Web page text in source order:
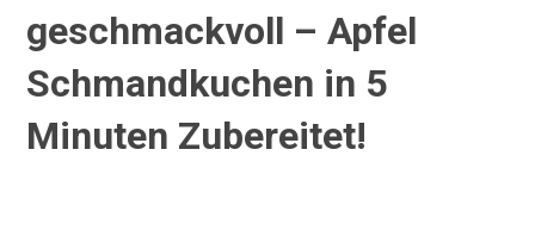
geschmackvoll – Apfel
Schmandkuchen in 5
Minuten Zubereitet!